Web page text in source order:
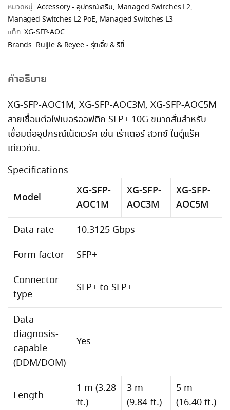
หมวดหมู่: Accessory - อุปกรณ์เสริม, Managed Switches L2,
Managed Switches L2 PoE, Managed Switches L3
แท็ก:XG-SFP-AOC
Brands: Ruijie & Reyee - รุ่ยเจี๋ย & รียี่
คำอธิบาย
XG-SFP-AOC1M, XG-SFP-AOC3M, XG-SFP-AOC5M
สายเชื่อมต่อไฟเบอร์ออฟติก SFP+ 10G ขนาดสั้นสำหรับ
เชื่อมต่ออุปกรณ์เน็ตเวิร์ค เช่น เร้าเตอร์ สวิทซ์ ในตู้แร็ค
เดียวกัน.
Specifications
Model
XG-SFP-
AOC1M
XG-SFP-
AOC3M
XG-SFP-
AOC5M
Data rate
10.3125 Gbps
Form factor
SFP+
Connector
type
SFP+ to SFP+
Data
diagnosis-
capable
(DDM/DOM)
Yes
Length
1 m (3.28
ft.)
3 m
(9.84 ft.)
5 m
(16.40 ft.)